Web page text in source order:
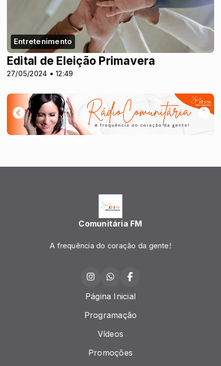
Entretenimento
27/05/2024 • 12:49
Edital de Eleição Primavera
Comunitária FM
A frequência do coração da gente!
Página Inicial
Programação
Vídeos
Promoções